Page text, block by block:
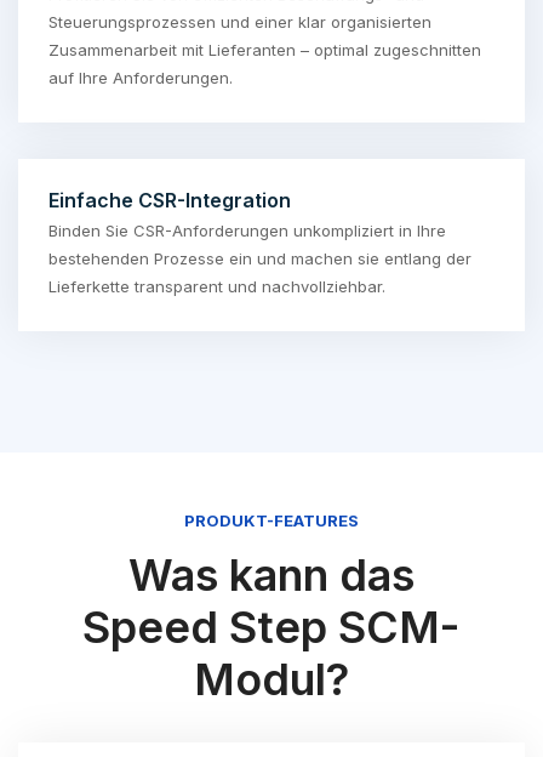
Steuerungsprozessen und einer klar organisierten
Zusammenarbeit mit Lieferanten – optimal zugeschnitten
auf Ihre Anforderungen.
Einfache CSR-Integration
Binden Sie CSR-Anforderungen unkompliziert in Ihre
bestehenden Prozesse ein und machen sie entlang der
Lieferkette transparent und nachvollziehbar.
PRODUKT-FEATURES
Was kann das
Speed Step SCM-
Modul?